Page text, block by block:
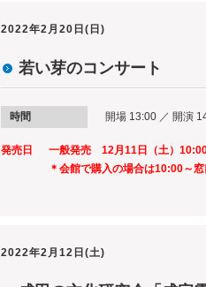
2022年2月20日(日)
若い芽のコンサート
時間 開場 13:00 ／ 開演
発売日
一般発売 12月11日（土）
＊会館で購入の場合は10:00～
2022年2月12日(土)